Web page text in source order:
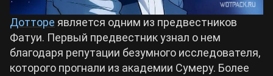
Дотторе является одним из предвестников
Фатуи. Первый предвестник узнал о нем
благодаря репутации безумного исследователя,
которого прогнали из академии Сумеру. Более